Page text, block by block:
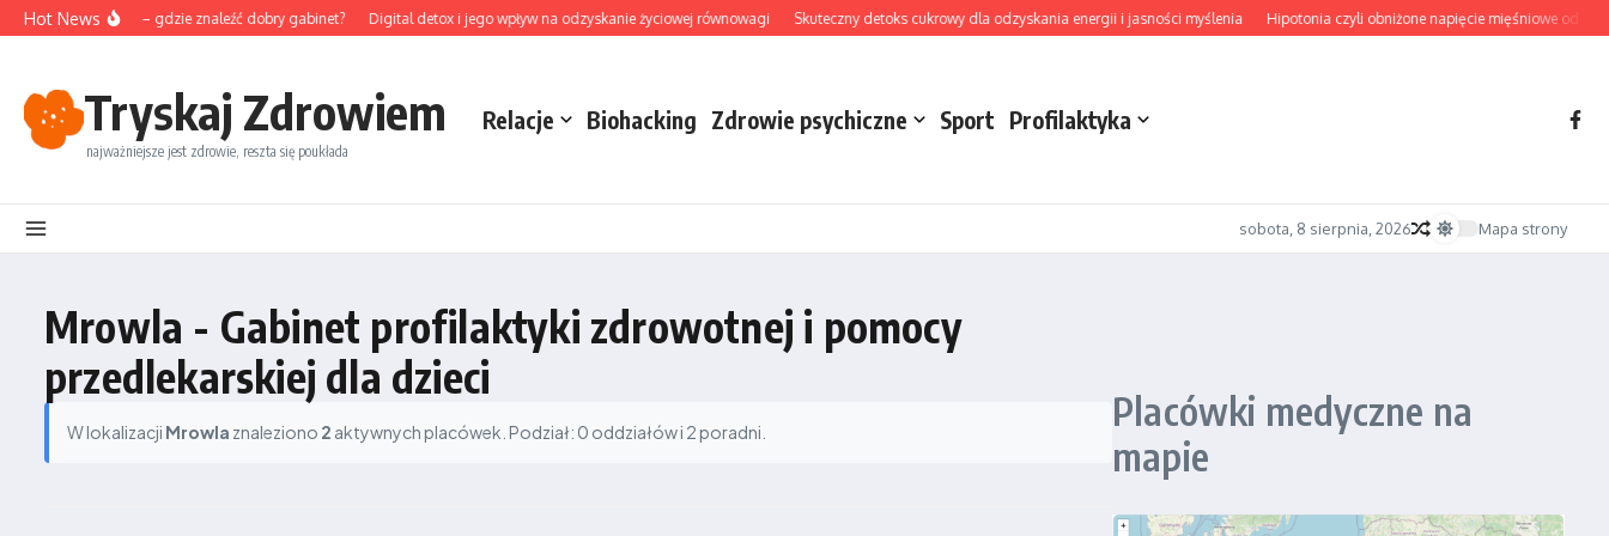
Przejdź do treści
Hot News
na Śląsku – gdzie znaleźć dobry gabinet? Digital detox i jego wpływ na odzyskanie życiowej równowagi Skuteczny detoks cukrowy dla odzyskania energii i jasności myślenia Hipotonia czyli obniżone napięcie mięśniowe od
Tryskaj Zdrowiem
najważniejsze jest zdrowie, reszta się poukłada
Relacje Biohacking Zdrowie psychiczne Sport Profilaktyka
sobota, 8 sierpnia, 2026 Mapa strony
Mrowla - Gabinet profilaktyki zdrowotnej i pomocy
przedlekarskiej dla dzieci
W lokalizacji Mrowla znaleziono 2 aktywnych placówek. Podział: 0 oddziałów i 2 poradni.
Placówki medyczne na
mapie